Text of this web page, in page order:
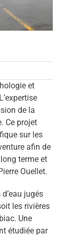
et
de la
Ce projet
sur les
afin de
terme et
Ouellet.
jugés
les rivières
Une
étudiée par